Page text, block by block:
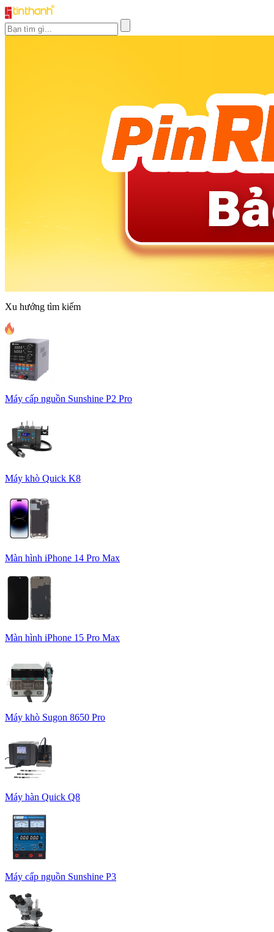
Xu hướng tìm kiếm
Máy cấp nguồn Sunshine P2 Pro
Máy khò Quick K8
Màn hình iPhone 14 Pro Max
Màn hình iPhone 15 Pro Max
Máy khò Sugon 8650 Pro
Máy hàn Quick Q8
Máy cấp nguồn Sunshine P3